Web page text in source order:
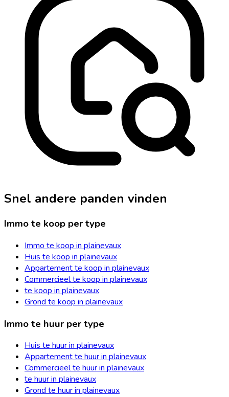
Snel andere panden vinden
Immo te koop per type
Immo te koop in plainevaux
Huis te koop in plainevaux
Appartement te koop in plainevaux
Commercieel te koop in plainevaux
te koop in plainevaux
Grond te koop in plainevaux
Immo te huur per type
Huis te huur in plainevaux
Appartement te huur in plainevaux
Commercieel te huur in plainevaux
te huur in plainevaux
Grond te huur in plainevaux